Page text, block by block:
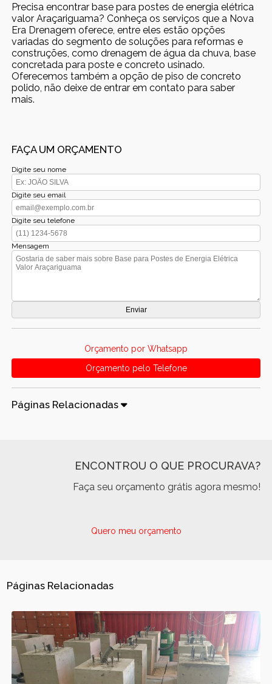
Precisa encontrar base para postes de energia elétrica
valor Araçariguama? Conheça os serviços que a Nova
Era Drenagem oferece, entre eles estão opções
variadas do segmento de soluções para reformas e
construções, como drenagem de água da chuva, base
concretada para poste e concreto usinado.
Oferecemos também a opção de piso de concreto
polido, não deixe de entrar em contato para saber
mais.
FAÇA UM ORÇAMENTO
Digite seu nome
Digite seu email
Digite seu telefone
Mensagem
Orçamento por Whatsapp
Orçamento pelo Telefone
Páginas Relacionadas
ENCONTROU O QUE PROCURAVA?
Faça seu orçamento grátis agora mesmo!
Quero meu orçamento
Páginas Relacionadas